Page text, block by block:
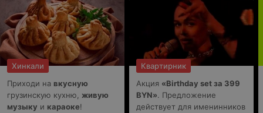
Хинкали
Приходи на вкусную
грузинскую кухню, живую
музыку и караоке!
Квартирник
Акция «Birthday set за 399
BYN». Предложение
действует для именинников